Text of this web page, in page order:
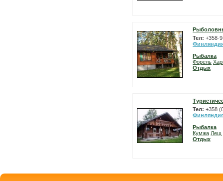
Тел: +358-
Рыбалка
Форель
Отдых
Тел: +358
Рыбалка
Кумжа Лещ
Отдых